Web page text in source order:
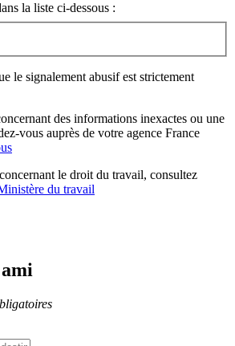
la liste ci-dessous :
le signalement abusif est strictement
des informations inexactes ou une
vous auprès de votre agence France
le droit du travail, consultez
du travail